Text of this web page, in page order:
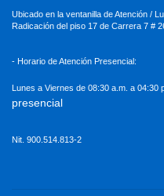
Ubicado en la ventanilla de Atención /
Radicación del piso 17 de Carrera 7 #
- Horario de Atención Presencial:
Lunes a Viernes de 08:30 a.m. a 04:30
presencial
Nit. 900.514.813-2